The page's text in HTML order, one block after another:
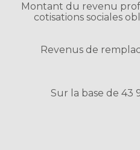
Montant du revenu
cotisations sociales
Revenus de
Sur la base de 43